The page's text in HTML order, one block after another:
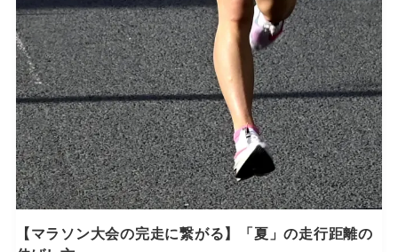
【マラソン大会の完走に繋がる】「夏」の走行距離の